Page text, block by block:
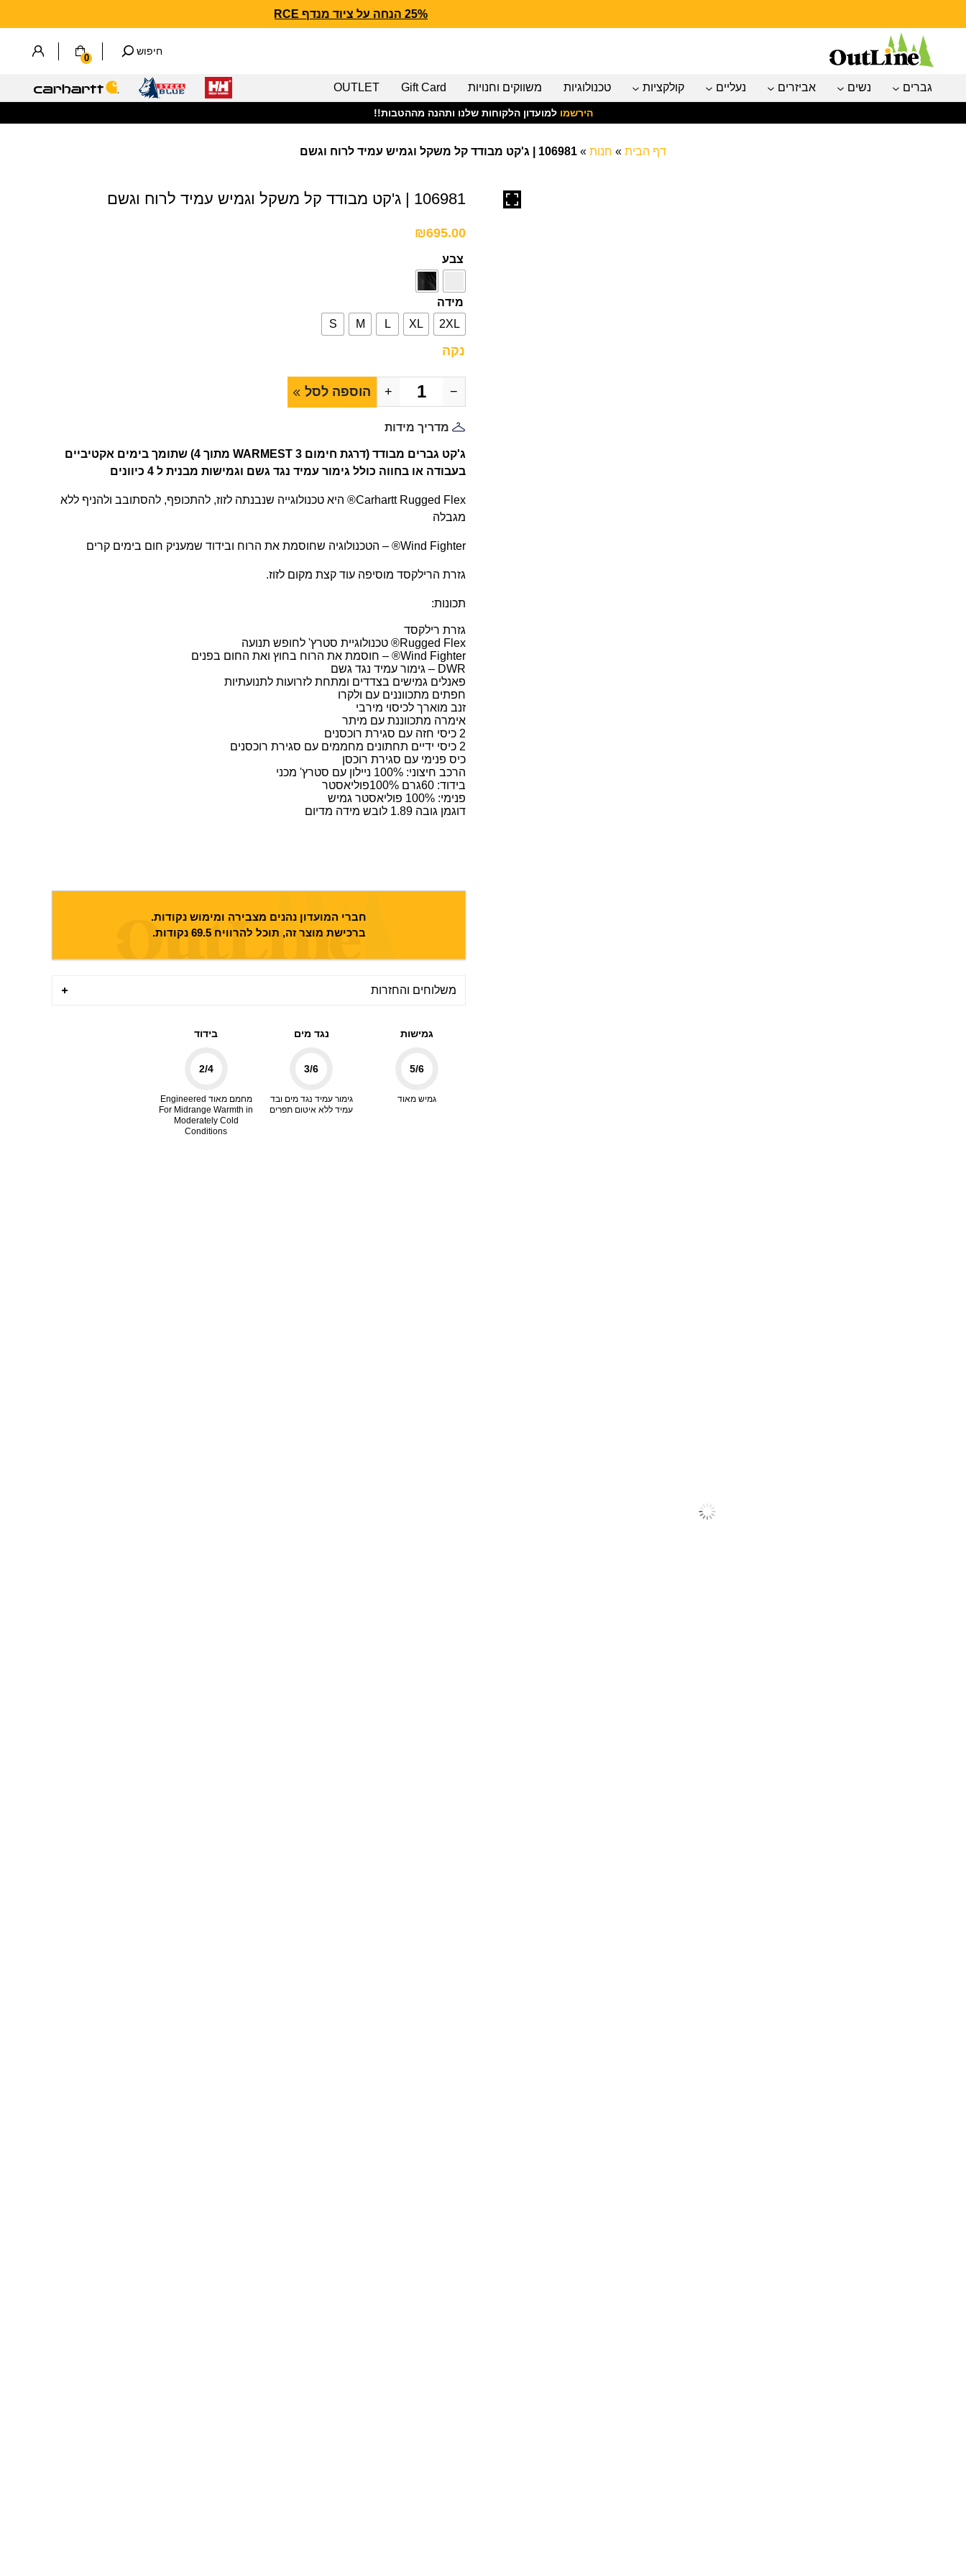
25% הנחה על ציוד מנדף CARHARTT FORCE
חיפוש
0
גברים נשים אביזרים נעליים קולקציות טכנולוגיות משווקים וחנויות Gift Card
OUTLET
הירשמו למועדון הלקוחות שלנו ותהנה מההטבות!!
דף הבית » חנות » 106981 | ג'קט מבודד קל משקל וגמיש עמיד לרוח וגשם
106981 | ג'קט מבודד קל משקל וגמיש עמיד לרוח וגשם
₪695.00
צבע
מידה
2XL
XL
L
M
S
נקה
−
+ הוספה לסל
מדריך מידות
ג'קט גברים מבודד (דרגת חימום 3 WARMEST מתוך 4) שתומך בימים אקטיביים
בעבודה או בחווה כולל גימור עמיד נגד גשם וגמישות מבנית ל 4 כיוונים
Carhartt Rugged Flex® היא טכנולוגייה שנבנתה לזוז, להתכופף, להסתובב ולהניף ללא
מגבלה
Wind Fighter® – הטכנולוגיה שחוסמת את הרוח ובידוד שמעניק חום בימים קרים
גזרת הרילקסד מוסיפה עוד קצת מקום לזוז.
תכונות:
גזרת רילקסד
Rugged Flex® טכנולוגיית סטרץ' לחופש תנועה
Wind Fighter® – חוסמת את הרוח בחוץ ואת החום בפנים
DWR – גימור עמיד נגד גשם
פאנלים גמישים בצדדים ומתחת לזרועות לתנועתיות
חפתים מתכווננים עם ולקרו
זנב מוארך לכיסוי מירבי
אימרה מתכווננת עם מיתר
2 כיסי חזה עם סגירת רוכסנים
2 כיסי ידיים תחתונים מחממים עם סגירת רוכסנים
כיס פנימי עם סגירת רוכסן
הרכב חיצוני: 100% ניילון עם סטרץ' מכני
בידוד: 60גרם 100%פוליאסטר
פנימי: 100% פוליאסטר גמיש
דוגמן גובה 1.89 לובש מידה מדיום
חברי המועדון נהנים מצבירה ומימוש נקודות.
ברכישת מוצר זה, תוכל להרוויח69.5 נקודות.
משלוחים והחזרות
גמישות
5/6
גמיש מאוד
נגד מים
3/6
גימור עמיד נגד מים ובד
עמיד ללא איטום תפרים
בידוד
2/4
מחמם מאוד Engineered
For Midrange Warmth in
Moderately Cold
Conditions